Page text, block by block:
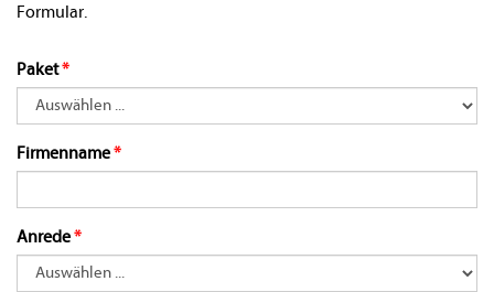
Formular.
Paket
Firmenname
Anrede